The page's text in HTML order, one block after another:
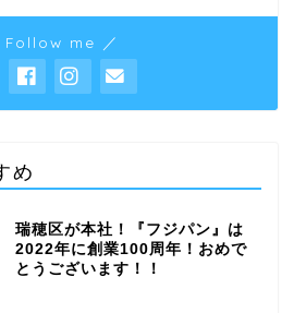
Follow me ／
め
瑞穂区が本社！『フジパン』は
2022年に創業100周年！おめで
とうございます！！